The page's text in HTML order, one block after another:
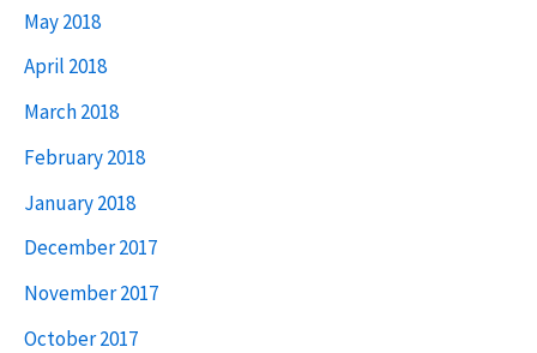
May 2018
April 2018
March 2018
February 2018
January 2018
December 2017
November 2017
October 2017